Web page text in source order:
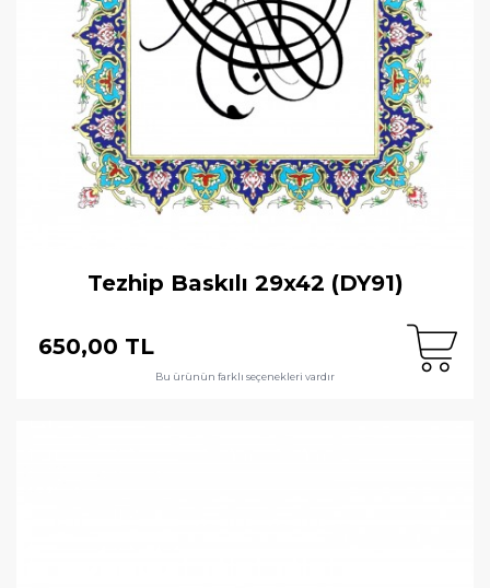
Tezhip Baskılı 29x42 (DY91)
650,00 TL
Bu ürünün farklı seçenekleri vardır